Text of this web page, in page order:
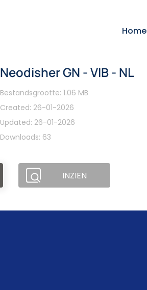
Home
Neodisher GN - VIB - NL
Bestandsgrootte: 1.06 MB
Created: 26-01-2026
Updated: 26-01-2026
Downloads: 63
INZIEN